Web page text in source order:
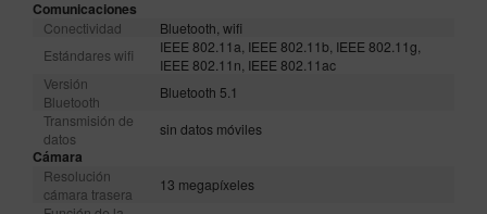
Comunicaciones
Conectividad
Bluetooth, wifi
Estándares wifi
IEEE 802.11a, IEEE 802.11b, IEEE 802.11g,
IEEE 802.11n, IEEE 802.11ac
Versión
Bluetooth
Bluetooth 5.1
Transmisión de
datos
sin datos móviles
Cámara
Resolución
cámara trasera
13 megapíxeles